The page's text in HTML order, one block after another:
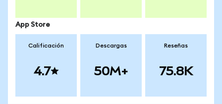
App Store
Calificación
4.7
Descargas
50M+
Reseñas
75.8K